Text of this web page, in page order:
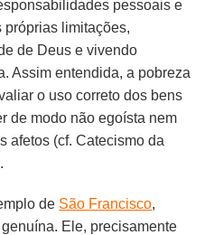
pessoais e
próprias limitações,
de Deus e vivendo
Assim entendida, a pobreza
o uso correto dos bens
de modo não egoísta nem
afetos (cf. Catecismo da
de São Francisco,
Ele, precisamente